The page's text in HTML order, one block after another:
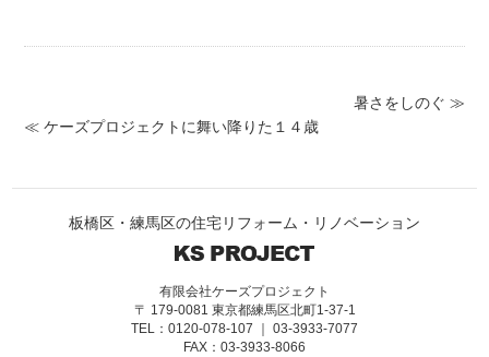
暑さをしのぐ ≫
≪ ケーズプロジェクトに舞い降りた１４歳
板橋区・練馬区の住宅リフォーム・リノベーション
有限会社ケーズプロジェクト
〒 179-0081 東京都練馬区北町1-37-1
TEL：0120-078-107 ｜ 03-3933-7077
FAX：03-3933-8066